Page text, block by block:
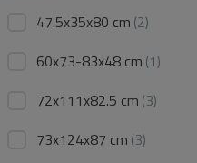
47.5x35x80 cm (2)
60x73-83x48 cm (1)
72x111x82.5 cm (3)
73x124x87 cm (3)